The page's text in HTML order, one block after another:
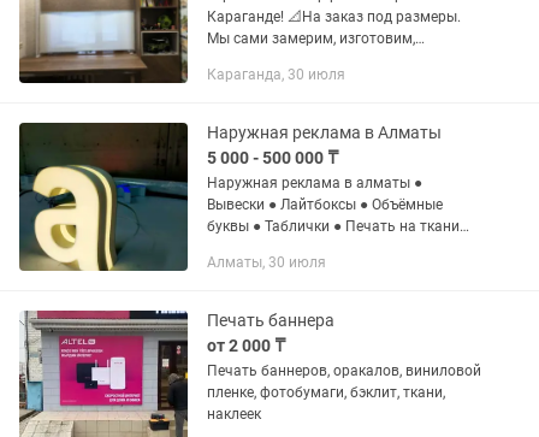
Караганде! 📐На заказ под размеры.
Мы сами замерим, изготовим,
изготовления 3-5 дней! Бесплатный
Караганда, 30 июля
Наружная реклама в Алматы
5 000 - 500 000 ₸
Наружная реклама в алматы ●
Вывески ● Лайтбоксы ● Объёмные
буквы ● Таблички ● Печать на ткани
баннеров и наклеек ● Брендирование
Алматы, 30 июля
Печать баннера
от 2 000 ₸
Печать баннеров, оракалов, виниловой
пленке, фотобумаги, бэклит, ткани,
наклеек